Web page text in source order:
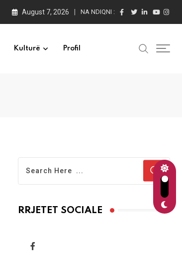
August 7, 2026 NA NDIQNI :
Kulturë Profil
RRJETET SOCIALE